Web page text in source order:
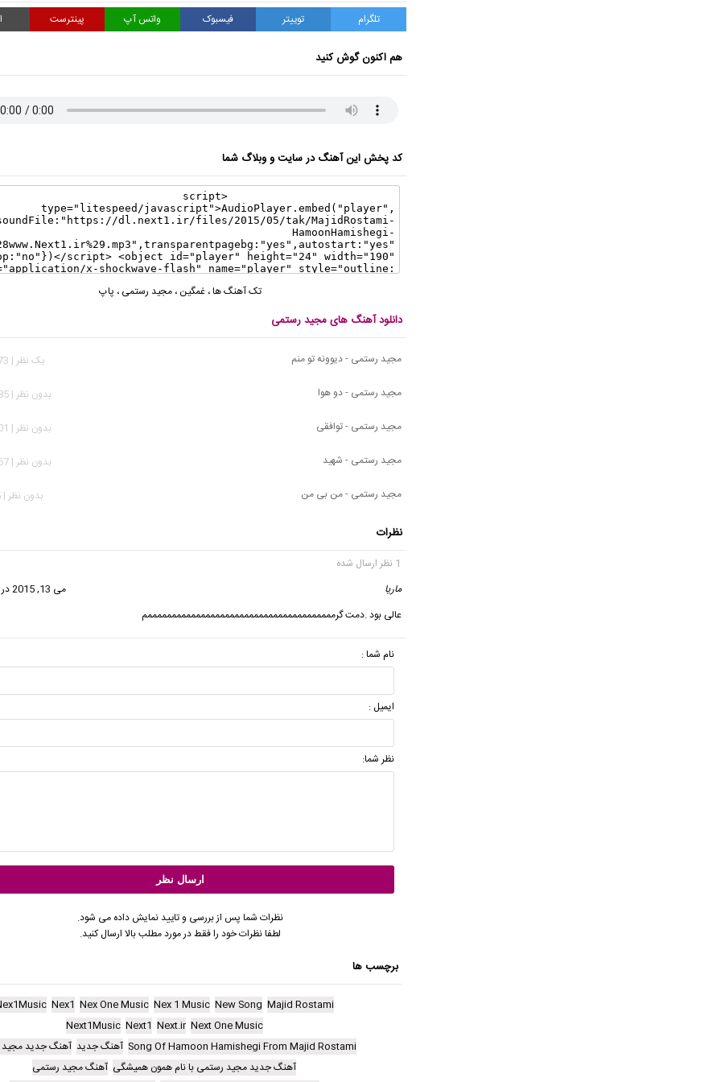
تلگرام توییتر فیسبوک واتس آپ پینترست
هم اکنون گوش کنید
کد پخش این آهنگ در سایت و وبلاگ شما
تک آهنگ ها، غمگین ، مجید رستمی ، پاپ
دانلود آهنگ های مجید رستمی
مجید رستمی - دیوونه تو منم
يک نظر | 4,273 بازدید
مجید رستمی - دو هوا
بدون نظر | 1,885 بازدید
مجید رستمی - توافقی
بدون نظر | 2,001 بازدید
مجید رستمی - شهید
بدون نظر | 1,067 بازدید
مجید رستمی - من بی من
بدون نظر | 815 بازدید
نظرات
1 نظر ارسال شده
ماریا
می 13, 2015 در 7:20 ب.ظ
عالی بود .دمت گرمممممممممممممممممممممممممممممممممممممممم
نام شما :
ایمیل :
نظر شما:
نظرات شما پس از بررسی و تایید نمایش داده می شود.
لطفا نظرات خود را فقط در مورد مطلب بالا ارسال کنید.
برچسب ها
Majid Rostami
New Song
Nex 1 Music
Nex One Music
Nex1
Next One Music
Next.ir
Next1
Next1Music
Song Of Hamoon Hamishegi From Majid Rostami آهنگ جدید آهنگ جدید
آهنگ جدید مجید رستمی با نام همون همیشگی آهنگ مجید رستمی